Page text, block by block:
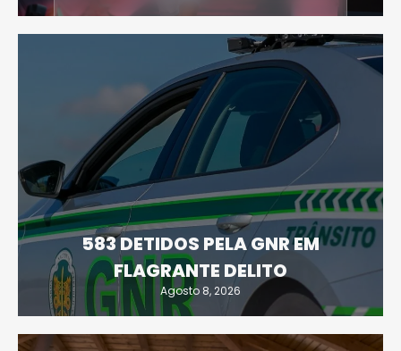
583 DETIDOS PELA GNR EM
FLAGRANTE DELITO
Agosto 8, 2026